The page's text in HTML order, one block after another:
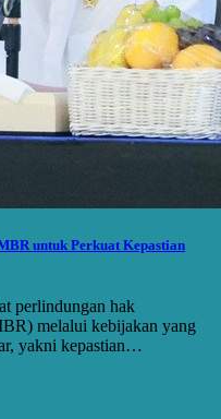
untuk Perkuat Kepastian
perlindungan hak
melalui kebijakan yang
yakni kepastian…